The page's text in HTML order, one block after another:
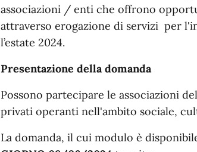
associazioni / enti che offrono
attraverso erogazione di servizi per
l’estate 2024.
Presentazione della domanda
Possono partecipare le associazioni
privati operanti nell'ambito sociale,
La domanda, il cui modulo è